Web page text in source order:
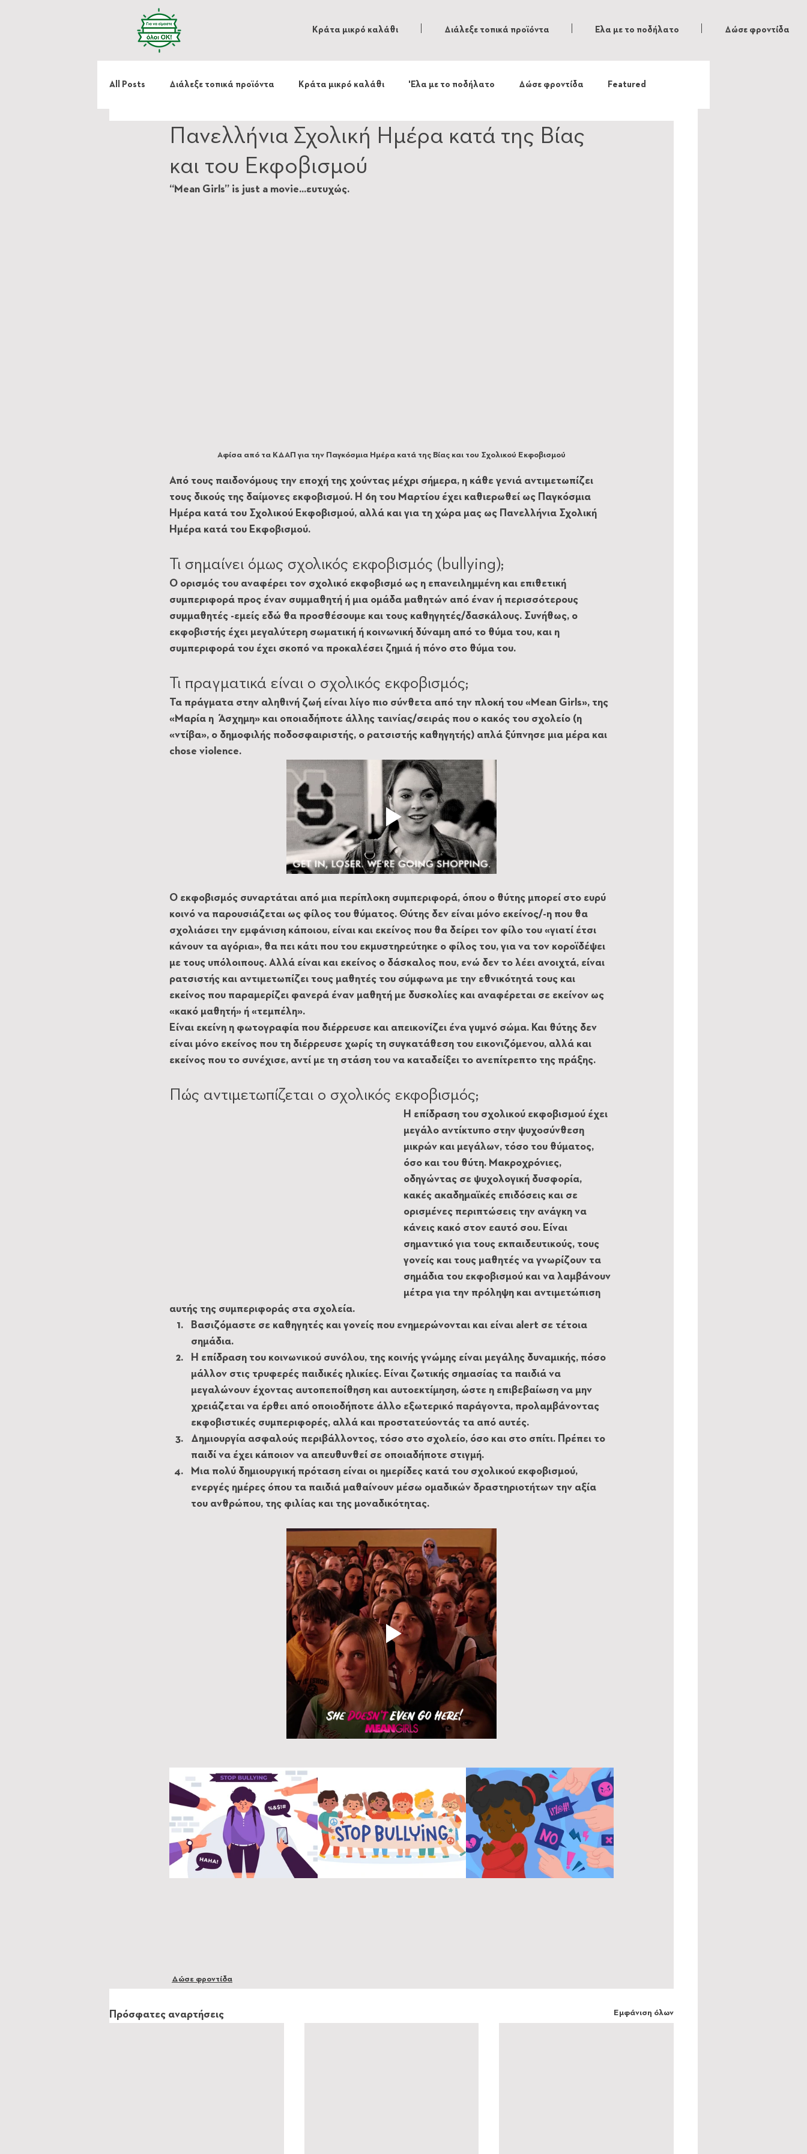
Κράτα μικρό καλάθι Διάλεξε τοπικά προϊόντα Ελα με το ποδήλατο Δώσε φροντίδα
All Posts Διάλεξε τοπικά προϊόντα Κράτα μικρό καλάθι 'Ελα με το ποδήλατο Δώσε φροντίδα Featured
Κράτα μου το χέρι
Πανελλήνια Σχολική Ημέρα κατά της Βίας
και του Εκφοβισμού
“Mean Girls” is just a movie...ευτυχώς.
Αφίσα από τα ΚΔΑΠ για την Παγκόσμια Ημέρα κατά της Βίας και του Σχολικού Εκφοβισμού
Από τους παιδονόμους την εποχή της χούντας μέχρι σήμερα, η κάθε γενιά αντιμετωπίζει
τους δικούς της δαίμονες εκφοβισμού. Η 6η του Μαρτίου έχει καθιερωθεί ως Παγκόσμια
Ημέρα κατά του Σχολικού Εκφοβισμού, αλλά και για τη χώρα μας ως Πανελλήνια Σχολική
Ημέρα κατά του Εκφοβισμού.
Τι σημαίνει όμως σχολικός εκφοβισμός (bullying);
Ο ορισμός του αναφέρει τον σχολικό εκφοβισμό ως η επανειλημμένη και επιθετική
συμπεριφορά προς έναν συμμαθητή ή μια ομάδα μαθητών από έναν ή περισσότερους
συμμαθητές -εμείς εδώ θα προσθέσουμε και τους καθηγητές/δασκάλους. Συνήθως, ο
εκφοβιστής έχει μεγαλύτερη σωματική ή κοινωνική δύναμη από το θύμα του, και η
συμπεριφορά του έχει σκοπό να προκαλέσει ζημιά ή πόνο στο θύμα του.
Τι πραγματικά είναι ο σχολικός εκφοβισμός;
Τα πράγματα στην αληθινή ζωή είναι λίγο πιο σύνθετα από την πλοκή του «Mean Girls», της
«Μαρία η Άσχημη» και οποιαδήποτε άλλης ταινίας/σειράς που ο κακός του σχολείο (η
«ντίβα», ο δημοφιλής ποδοσφαιριστής, ο ρατσιστής καθηγητής) απλά ξύπνησε μια μέρα και
chose violence.
O εκφοβισμός συναρτάται από μια περίπλοκη συμπεριφορά, όπου ο θύτης μπορεί στο ευρύ
κοινό να παρουσιάζεται ως φίλος του θύματος. Θύτης δεν είναι μόνο εκείνος/-η που θα
σχολιάσει την εμφάνιση κάποιου, είναι και εκείνος που θα δείρει τον φίλο του «γιατί έτσι
κάνουν τα αγόρια», θα πει κάτι που του εκμυστηρεύτηκε ο φίλος του, για να τον κοροϊδέψει
με τους υπόλοιπους. Αλλά είναι και εκείνος ο δάσκαλος που, ενώ δεν το λέει ανοιχτά, είναι
ρατσιστής και αντιμετωπίζει τους μαθητές του σύμφωνα με την εθνικότητά τους και
εκείνος που παραμερίζει φανερά έναν μαθητή με δυσκολίες και αναφέρεται σε εκείνον ως
«κακό μαθητή» ή «τεμπέλη».
Είναι εκείνη η φωτογραφία που διέρρευσε και απεικονίζει ένα γυμνό σώμα. Και θύτης δεν
είναι μόνο εκείνος που τη διέρρευσε χωρίς τη συγκατάθεση του εικονιζόμενου, αλλά και
εκείνος που το συνέχισε, αντί με τη στάση του να καταδείξει το ανεπίτρεπτο της πράξης.
Πώς αντιμετωπίζεται ο σχολικός εκφοβισμός;
Η επίδραση του σχολικού εκφοβισμού έχει
μεγάλο αντίκτυπο στην ψυχοσύνθεση
μικρών και μεγάλων, τόσο του θύματος,
όσο και του θύτη. Μακροχρόνιες,
οδηγώντας σε ψυχολογική δυσφορία,
κακές ακαδημαϊκές επιδόσεις και σε
ορισμένες περιπτώσεις την ανάγκη να
κάνεις κακό στον εαυτό σου. Είναι
σημαντικό για τους εκπαιδευτικούς, τους
γονείς και τους μαθητές να γνωρίζουν τα
σημάδια του εκφοβισμού και να λαμβάνουν
μέτρα για την πρόληψη και αντιμετώπιση
αυτής της συμπεριφοράς στα σχολεία.
Βασιζόμαστε σε καθηγητές και γονείς που ενημερώνονται και είναι alert σε τέτοια
σημάδια.
Η επίδραση του κοινωνικού συνόλου, της κοινής γνώμης είναι μεγάλης δυναμικής, πόσο
μάλλον στις τρυφερές παιδικές ηλικίες. Είναι ζωτικής σημασίας τα παιδιά να
μεγαλώνουν έχοντας αυτοπεποίθηση και αυτοεκτίμηση, ώστε η επιβεβαίωση να μην
χρειάζεται να έρθει από οποιοδήποτε άλλο εξωτερικό παράγοντα, προλαμβάνοντας
εκφοβιστικές συμπεριφορές, αλλά και προστατεύοντάς τα από αυτές.
Δημιουργία ασφαλούς περιβάλλοντος, τόσο στο σχολείο, όσο και στο σπίτι. Πρέπει το
παιδί να έχει κάποιον να απευθυνθεί σε οποιαδήποτε στιγμή.
Μια πολύ δημιουργική πρόταση είναι οι ημερίδες κατά του σχολικού εκφοβισμού,
ενεργές ημέρες όπου τα παιδιά μαθαίνουν μέσω ομαδικών δραστηριοτήτων την αξία
του ανθρώπου, της φιλίας και της μοναδικότητας.
Δώσε φροντίδα
Πρόσφατες αναρτήσεις Εμφάνιση όλων